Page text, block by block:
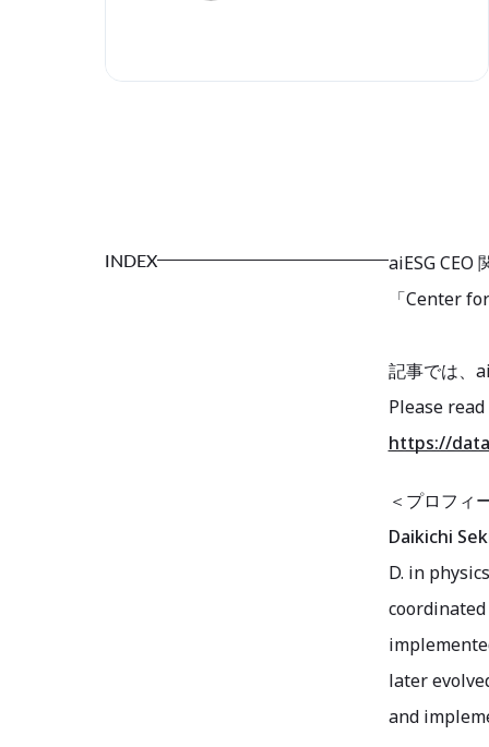
INDEX
aiESG
「Center
記事では、
Please read
https://
＜プロフィ
Daikichi
D. in
later
and